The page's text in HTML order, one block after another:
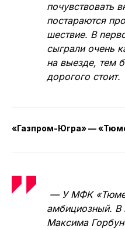
почувствовать
постараются
шествие. В
сыграли очень
на выезде, тем
дорогого стоит.
«Газпром-Югра» —
— У МФК
амбициозный. В
Максима